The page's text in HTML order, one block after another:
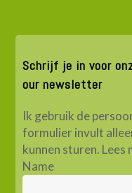
Schrijf je in voor
our newsletter
Ik gebruik de
formulier invult
kunnen sturen. Lees
Name